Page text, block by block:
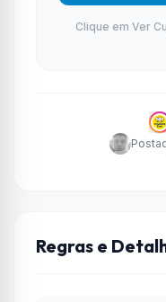
Clique em Ver
Regras e